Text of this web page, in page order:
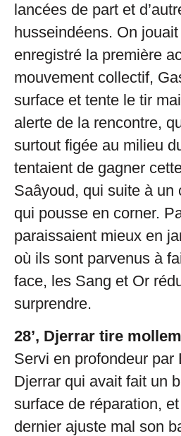
lancées de part et
husseindéens. On
enregistré la première
mouvement collectif,
surface et tente le tir
alerte de la rencontre,
surtout figée au milieu
tentaient de gagner
Saâyoud, qui suite à un
qui pousse en corner.
paraissaient mieux en
où ils sont parvenus à
face, les Sang et Or
surprendre.
28’, Djerrar tire
Servi en profondeur par
Djerrar qui avait fait un
surface de réparation,
dernier ajuste mal son